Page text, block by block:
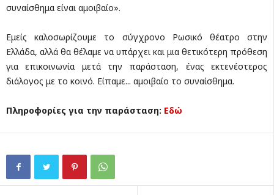
συναίσθημα είναι αμοιβαίο».
Εμείς καλοσωρίζουμε το σύγχρονο Ρωσικό θέατρο στην
Ελλάδα, αλλά θα θέλαμε να υπάρχει και μια θετικότερη πρόθεση
για επικοινωνία μετά την παράσταση, ένας εκτενέστερος
διάλογος με το κοινό. Είπαμε... αμοιβαίο το συναίσθημα.
Πληροφορίες για την παράσταση: Εδώ